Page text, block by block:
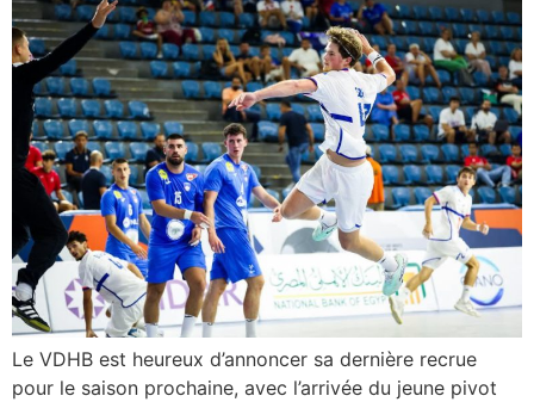
Le VDHB est heureux d’annoncer sa dernière recrue
pour le saison prochaine, avec l’arrivée du jeune pivot